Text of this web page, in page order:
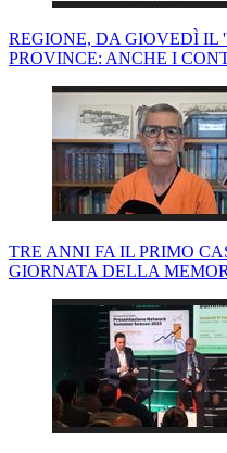
REGIONE, DA GIOVEDÌ IL
PROVINCE: ANCHE I
TRE ANNI FA IL PRIMO
GIORNATA DELLA